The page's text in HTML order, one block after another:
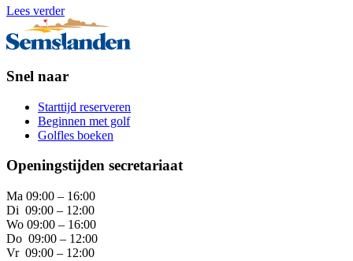
Lees verder
Snel naar
Starttijd reserveren
Beginnen met golf
Golfles boeken
Openingstijden secretariaat
Ma 09:00 – 16:00
Di 09:00 – 12:00
Wo 09:00 – 16:00
Do 09:00 – 12:00
Vr 09:00 – 12:00